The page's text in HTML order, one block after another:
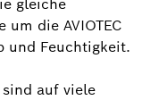
gleiche
die AVIOTEC
und Feuchtigkeit.
auf viele